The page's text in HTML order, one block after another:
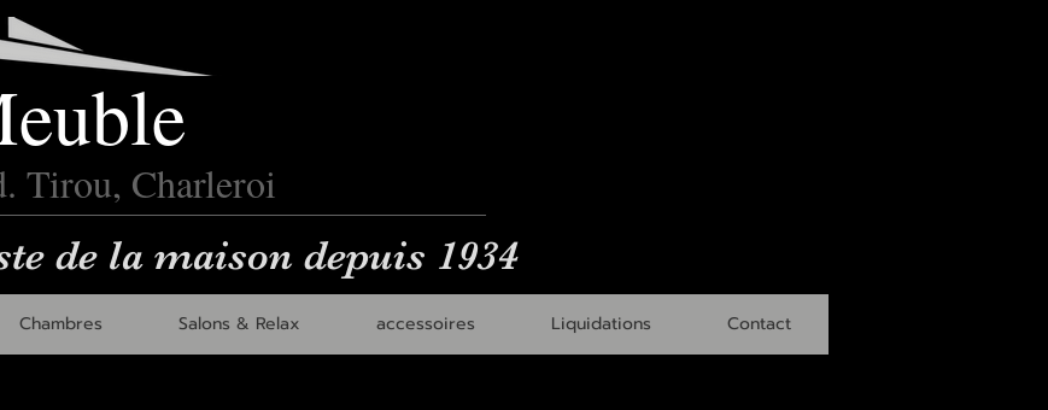
Tirou, Charleroi
de la maison depuis 1934
Chambres Salons & Relax accessoires Liquidations Contact